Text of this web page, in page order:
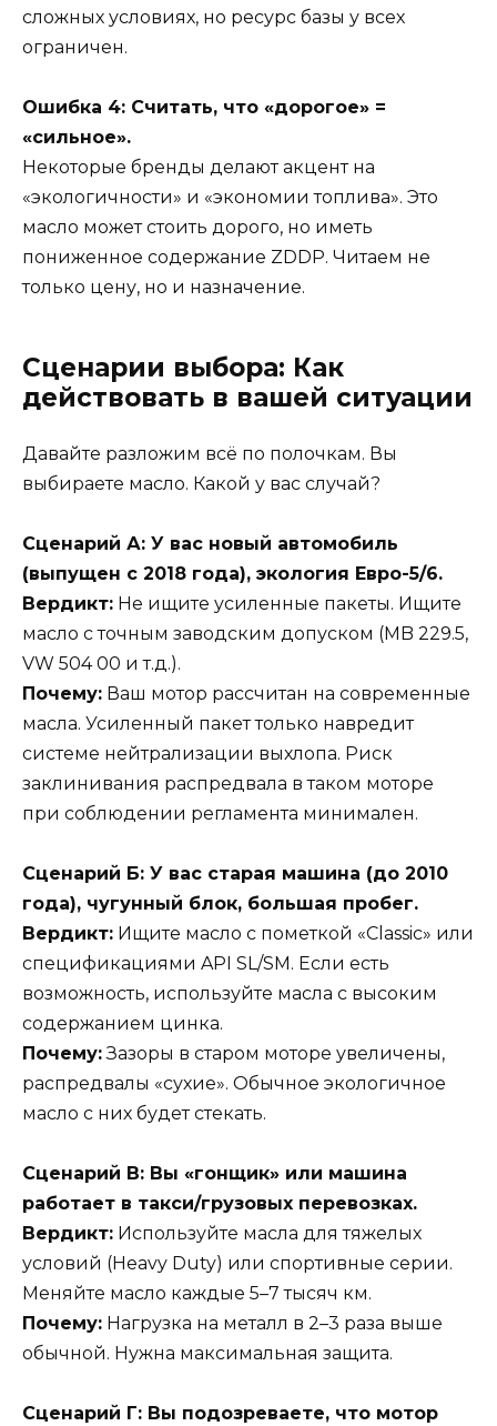
сложных условиях, но ресурс базы у всех
ограничен.
Ошибка 4: Считать, что «дорогое» =
«сильное».
Некоторые бренды делают акцент на
«экологичности» и «экономии топлива». Это
масло может стоить дорого, но иметь
пониженное содержание ZDDP. Читаем не
только цену, но и назначение.
Сценарии выбора: Как
действовать в вашей ситуации
Давайте разложим всё по полочкам. Вы
выбираете масло. Какой у вас случай?
Сценарий А: У вас новый автомобиль
(выпущен с 2018 года), экология Евро-5/6.
Вердикт: Не ищите усиленные пакеты. Ищите
масло с точным заводским допуском (MB 229.5,
VW 504 00 и т.д.).
Почему: Ваш мотор рассчитан на современные
масла. Усиленный пакет только навредит
системе нейтрализации выхлопа. Риск
заклинивания распредвала в таком моторе
при соблюдении регламента минимален.
Сценарий Б: У вас старая машина (до 2010
года), чугунный блок, большая пробег.
Вердикт: Ищите масло с пометкой «Classic» или
спецификациями API SL/SM. Если есть
возможность, используйте масла с высоким
содержанием цинка.
Почему:Зазоры в старом моторе увеличены,
распредвалы «сухие». Обычное экологичное
масло с них будет стекать.
Сценарий В: Вы «гонщик» или машина
работает в такси/грузовых перевозках.
Вердикт: Используйте масла для тяжелых
условий (Heavy Duty) или спортивные серии.
Меняйте масло каждые 5–7 тысяч км.
Почему: Нагрузка на металл в 2–3 раза выше
обычной. Нужна максимальная защита.
Сценарий Г: Вы подозреваете, что мотор